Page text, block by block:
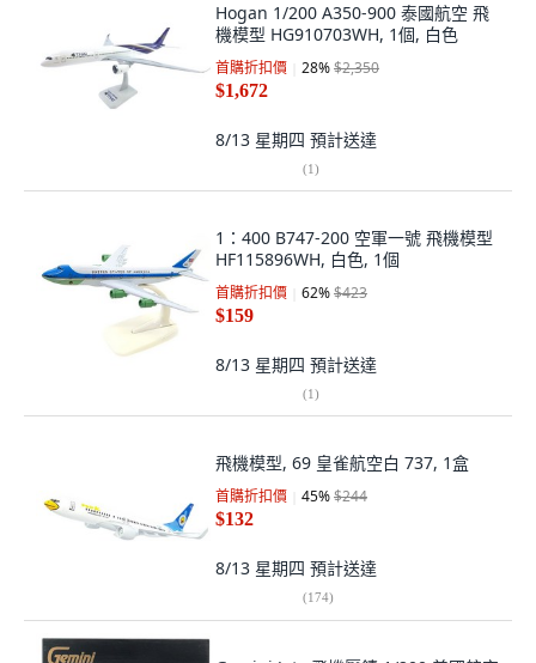
Hogan 1/200 A350-900 泰國航空 飛
機模型 HG910703WH, 1個, 白色
首購折扣價 28%$2,350
$1,672
8/13 星期四 預計送達
(1)
1：400 B747-200 空軍一號 飛機模型
HF115896WH, 白色, 1個
首購折扣價 62%$423
$159
8/13 星期四 預計送達
(1)
飛機模型, 69 皇雀航空白 737, 1盒
首購折扣價 45%$244
$132
8/13 星期四 預計送達
(174)